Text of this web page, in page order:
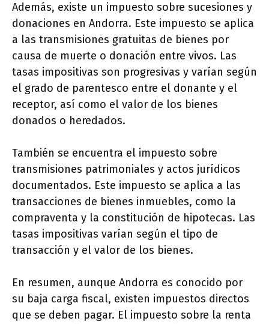
Además, existe un impuesto sobre sucesiones y
donaciones en Andorra. Este impuesto se aplica
a las transmisiones gratuitas de bienes por
causa de muerte o donación entre vivos. Las
tasas impositivas son progresivas y varían según
el grado de parentesco entre el donante y el
receptor, así como el valor de los bienes
donados o heredados.
También se encuentra el impuesto sobre
transmisiones patrimoniales y actos jurídicos
documentados. Este impuesto se aplica a las
transacciones de bienes inmuebles, como la
compraventa y la constitución de hipotecas. Las
tasas impositivas varían según el tipo de
transacción y el valor de los bienes.
En resumen, aunque Andorra es conocido por
su baja carga fiscal, existen impuestos directos
que se deben pagar. El impuesto sobre la renta